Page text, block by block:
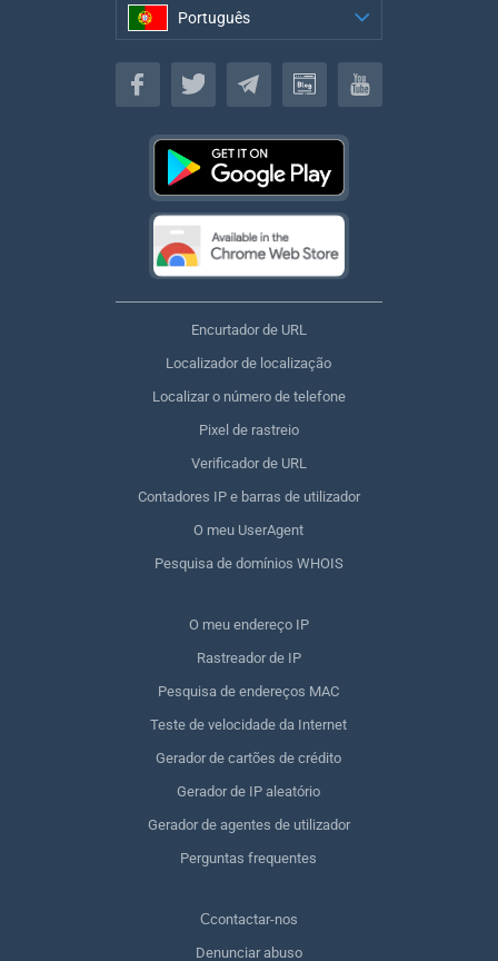
Português
Português
Encurtador de URL
Localizador de localização
Localizar o número de telefone
Pixel de rastreio
Verificador de URL
Contadores IP e barras de utilizador
O meu UserAgent
Pesquisa de domínios WHOIS
O meu endereço IP
Rastreador de IP
Pesquisa de endereços MAC
Teste de velocidade da Internet
Gerador de cartões de crédito
Gerador de IP aleatório
Gerador de agentes de utilizador
Perguntas frequentes
Сcontactar-nos
Denunciar abuso